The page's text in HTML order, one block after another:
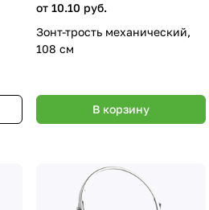
от 10.10 руб.
Зонт-трость механический,
108 см
В корзину